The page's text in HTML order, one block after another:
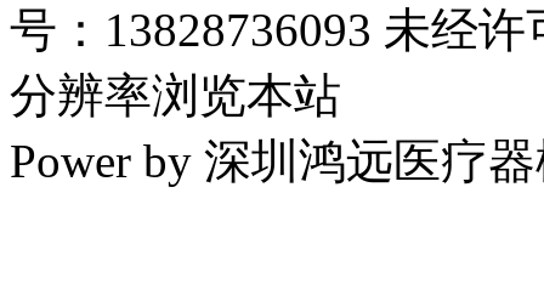
号：13828736093 未经
分辨率浏览本站
Power by 深圳鸿远医疗